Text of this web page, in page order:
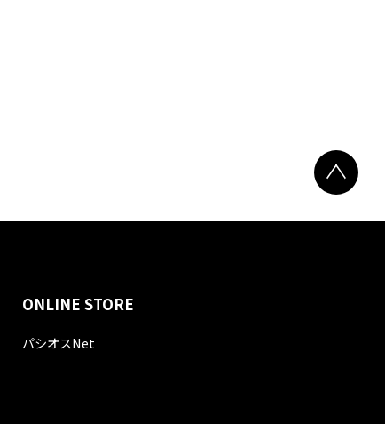
ONLINE STORE
パシオスNet